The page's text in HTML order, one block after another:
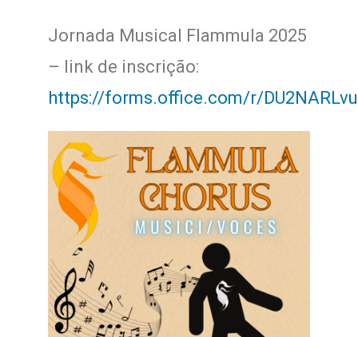
Jornada Musical Flammula 2025
– link de inscrição:
https://forms.office.com/r/